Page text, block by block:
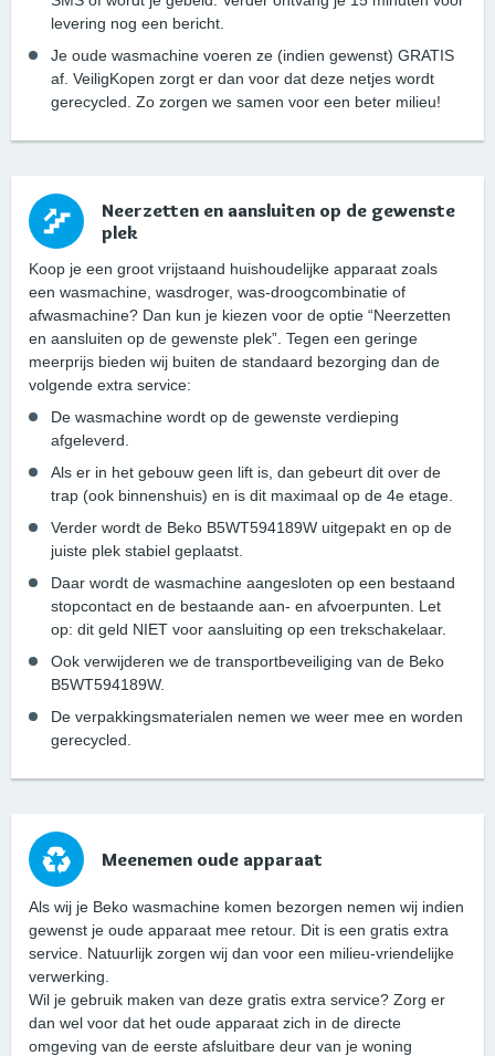
levering nog een bericht.
Je oude wasmachine voeren ze (indien gewenst) GRATIS
af. VeiligKopen zorgt er dan voor dat deze netjes wordt
gerecycled. Zo zorgen we samen voor een beter milieu!
Neerzetten en aansluiten op de gewenste
plek
Koop je een groot vrijstaand huishoudelijke apparaat zoals
een wasmachine, wasdroger, was-droogcombinatie of
afwasmachine? Dan kun je kiezen voor de optie “Neerzetten
en aansluiten op de gewenste plek”. Tegen een geringe
meerprijs bieden wij buiten de standaard bezorging dan de
volgende extra service:
De wasmachine wordt op de gewenste verdieping
afgeleverd.
Als er in het gebouw geen lift is, dan gebeurt dit over de
trap (ook binnenshuis) en is dit maximaal op de 4e etage.
Verder wordt de Beko B5WT594189W uitgepakt en op de
juiste plek stabiel geplaatst.
Daar wordt de wasmachine aangesloten op een bestaand
stopcontact en de bestaande aan- en afvoerpunten. Let
op: dit geld NIET voor aansluiting op een trekschakelaar.
Ook verwijderen we de transportbeveiliging van de Beko
B5WT594189W.
De verpakkingsmaterialen nemen we weer mee en worden
gerecycled.
Meenemen oude apparaat
Als wij je Beko wasmachine komen bezorgen nemen wij indien
gewenst je oude apparaat mee retour. Dit is een gratis extra
service. Natuurlijk zorgen wij dan voor een milieu-vriendelijke
verwerking.
Wil je gebruik maken van deze gratis extra service? Zorg er
dan wel voor dat het oude apparaat zich in de directe
omgeving van de eerste afsluitbare deur van je woning